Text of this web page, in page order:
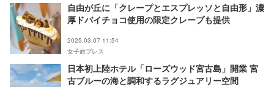
自由が丘に「クレープとエスプレッソと自由形」濃
厚ドバイチョコ使用の限定クレープも提供
2025.03.07 11:54
女子旅プレス
日本初上陸ホテル「ローズウッド宮古島」開業 宮
古ブルーの海と調和するラグジュアリー空間